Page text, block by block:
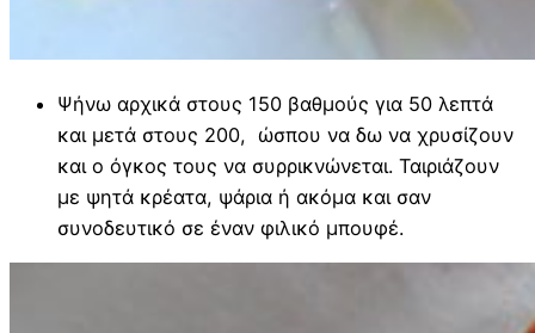
Ψήνω αρχικά στους 150 βαθμούς για 50 λεπτά
και μετά στους 200, ώσπου να δω να χρυσίζουν
και ο όγκος τους να συρρικνώνεται. Ταιριάζουν
με ψητά κρέατα, ψάρια ή ακόμα και σαν
συνοδευτικό σε έναν φιλικό μπουφέ.